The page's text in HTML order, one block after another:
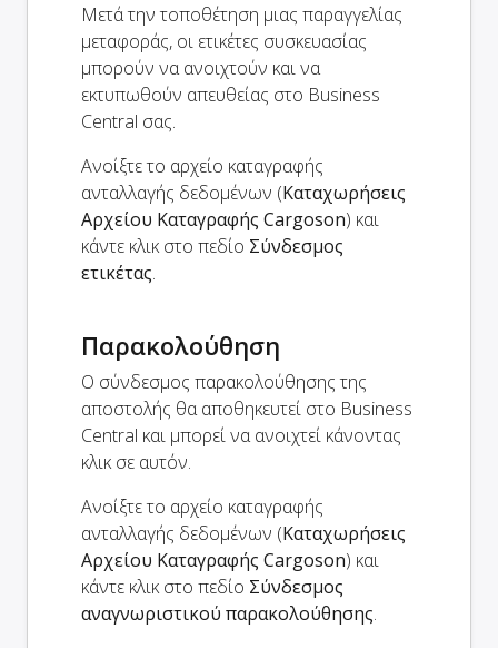
Μετά την τοποθέτηση μιας παραγγελίας
μεταφοράς, οι ετικέτες συσκευασίας
μπορούν να ανοιχτούν και να
εκτυπωθούν απευθείας στο Business
Central σας.
Ανοίξτε το αρχείο καταγραφής
ανταλλαγής δεδομένων (Καταχωρήσεις
Αρχείου Καταγραφής Cargoson) και
κάντε κλικ στο πεδίο Σύνδεσμος
ετικέτας.
Παρακολούθηση
Ο σύνδεσμος παρακολούθησης της
αποστολής θα αποθηκευτεί στο Business
Central και μπορεί να ανοιχτεί κάνοντας
κλικ σε αυτόν.
Ανοίξτε το αρχείο καταγραφής
ανταλλαγής δεδομένων (Καταχωρήσεις
Αρχείου Καταγραφής Cargoson) και
κάντε κλικ στο πεδίο Σύνδεσμος
αναγνωριστικού παρακολούθησης.